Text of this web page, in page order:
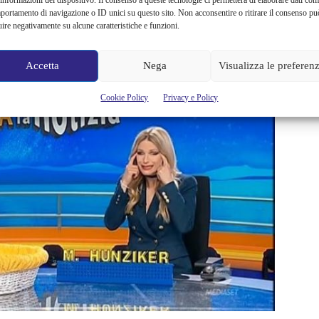
di navigazione o ID unici su questo sito. Non acconsentire o ritirare il consenso
negativamente su alcune caratteristiche e funzioni.
Accetta Nega Visualizza le
Cookie Policy Privacy e Policy